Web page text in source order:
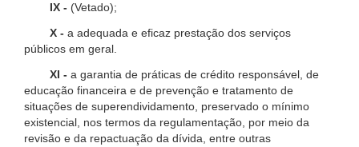
IX - (Vetado);
X - a adequada e eficaz prestação dos serviços
públicos em geral.
XI - a garantia de práticas de crédito responsável, de
educação financeira e de prevenção e tratamento de
situações de superendividamento, preservado o mínimo
existencial, nos termos da regulamentação, por meio da
revisão e da repactuação da dívida, entre outras